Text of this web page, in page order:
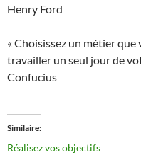
Henry Ford
« Choisissez un métier que
travailler un seul jour de
Confucius
Similaire
Réalisez vos objectifs